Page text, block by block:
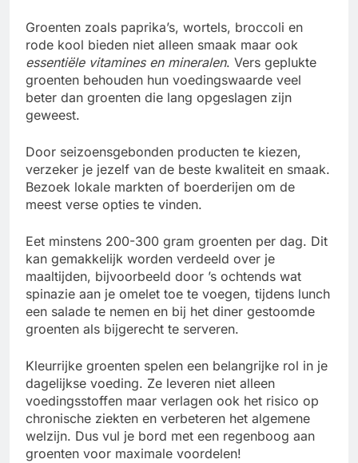
Groenten zoals paprika’s, wortels, broccoli en
rode kool bieden niet alleen smaak maar ook
essentiële vitamines en mineralen. Vers geplukte
groenten behouden hun voedingswaarde veel
beter dan groenten die lang opgeslagen zijn
geweest.
Door seizoensgebonden producten te kiezen,
verzeker je jezelf van de beste kwaliteit en smaak.
Bezoek lokale markten of boerderijen om de
meest verse opties te vinden.
Eet minstens 200-300 gram groenten per dag. Dit
kan gemakkelijk worden verdeeld over je
maaltijden, bijvoorbeeld door ’s ochtends wat
spinazie aan je omelet toe te voegen, tijdens lunch
een salade te nemen en bij het diner gestoomde
groenten als bijgerecht te serveren.
Kleurrijke groenten spelen een belangrijke rol in je
dagelijkse voeding. Ze leveren niet alleen
voedingsstoffen maar verlagen ook het risico op
chronische ziekten en verbeteren het algemene
welzijn. Dus vul je bord met een regenboog aan
groenten voor maximale voordelen!